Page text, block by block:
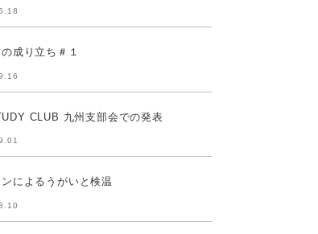
成り立ち＃１
CLUB 九州支部会での発表
によるうがいと検温